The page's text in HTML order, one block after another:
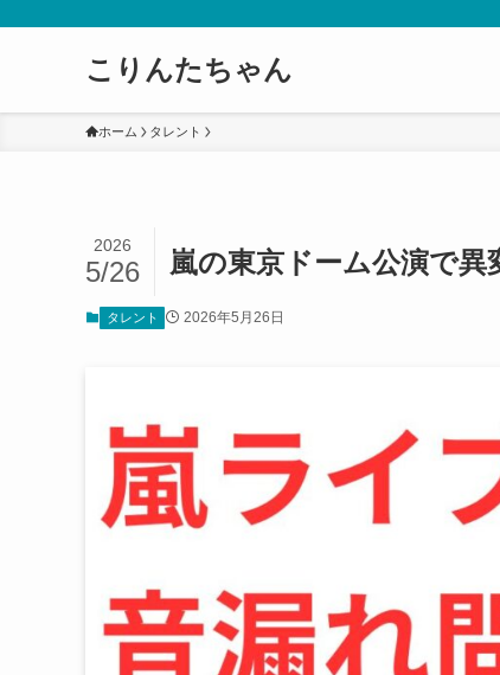
こりんたちゃん
ホーム タレント
嵐の東京ドーム公演で異
2026
5/26
タレント 2026年5月26日